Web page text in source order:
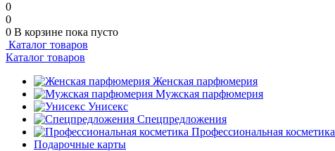
0
0
0 В корзине пока пусто
Каталог товаров
Каталог товаров
Женская парфюмерия
Мужская парфюмерия
Унисекс
Спецпредложения
Профессиональная косметика
Подарочные карты